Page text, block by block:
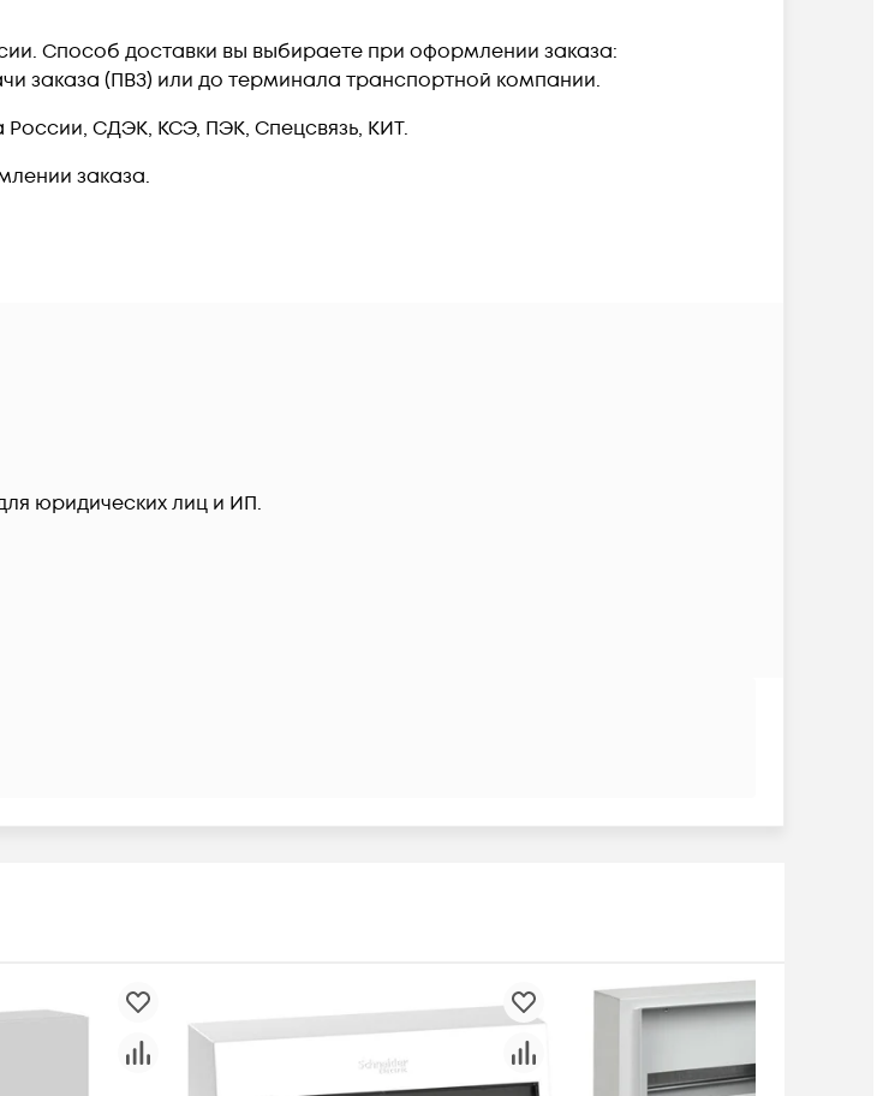
Способ доставки вы выбираете при оформлении заказа:
заказа (ПВЗ) или до терминала транспортной компании.
СДЭК, КСЭ, ПЭК, Спецсвязь, КИТ.
заказа.
юридических лиц и ИП.